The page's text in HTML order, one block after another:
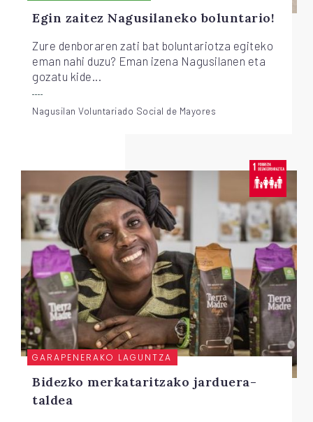
Egin zaitez Nagusilaneko boluntario!
Zure denboraren zati bat boluntariotza egiteko
eman nahi duzu? Eman izena Nagusilanen eta
gozatu kide...
Nagusilan Voluntariado Social de Mayores
GARAPENERAKO LAGUNTZA
Bidezko merkataritzako jarduera-
taldea